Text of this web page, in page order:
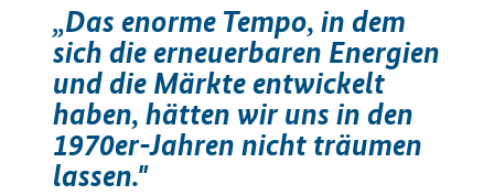
„Das enorme Tempo, in dem
sich die erneuerbaren Energien
und die Märkte entwickelt
haben, hätten wir uns in den
1970er-Jahren nicht träumen
lassen."